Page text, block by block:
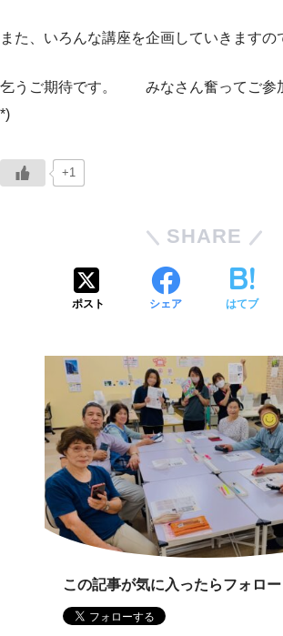
また、いろんな講座を企画していきますの
乞うご期待です。 みなさん奮ってご参
*)
+1
SHARE
ポスト シェア はてブ
この記事が気に入ったらフォロー